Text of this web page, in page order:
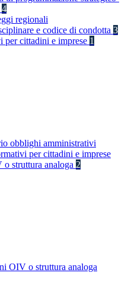
4
regionali
e codice di condotta 3
per cittadini e imprese 1
obblighi amministrativi
per cittadini e imprese
struttura analoga 2
OIV o struttura analoga